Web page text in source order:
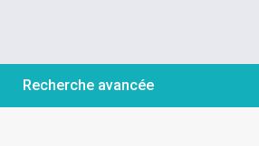
Recherche avancée